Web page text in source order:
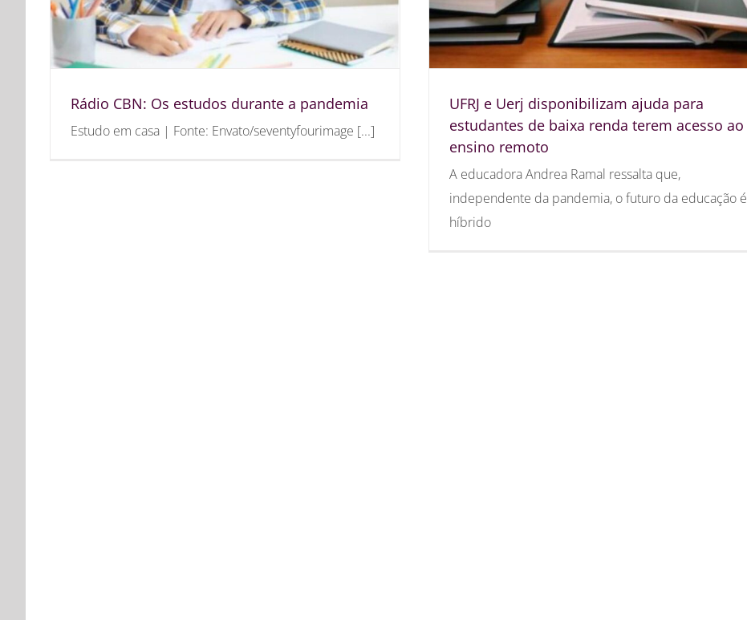
Rádio CBN: Os estudos durante a pandemia
Estudo em casa | Fonte: Envato/seventyfourimage [...]
UFRJ e Uerj disponibilizam ajuda para
estudantes de baixa renda terem acesso ao
ensino remoto
A educadora Andrea Ramal ressalta que,
independente da pandemia, o futuro da educação é
híbrido